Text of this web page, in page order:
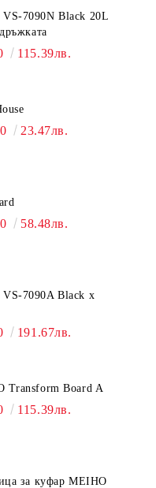
7090N Black 20L
115.39лв.
23.47лв.
58.48лв.
7090A Black x
191.67лв.
Transform Board A
115.39лв.
за куфар MEIHO